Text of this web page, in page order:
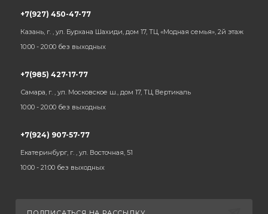
+7(927) 450-47-77
Казань, г. , ул. Бурхана Шахиди, дом 17, ТЦ «Модная семья», 2й этаж
10:00 - 20:00 без выходных
+7(985) 427-17-77
Самара, г. , ул. Московское ш., дом 17, ТЦ Вертикаль
10:00 - 20:00 без выходных
+7(924) 907-57-77
Екатеринбург, г. , ул. Восточная, 51
10:00 - 21:00 без выходных